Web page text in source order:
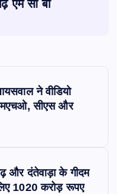
एम सी बी
ने वीडियो
सीएस और
और दंतेवाड़ा के गीदम
1020 करोड़ रूपए